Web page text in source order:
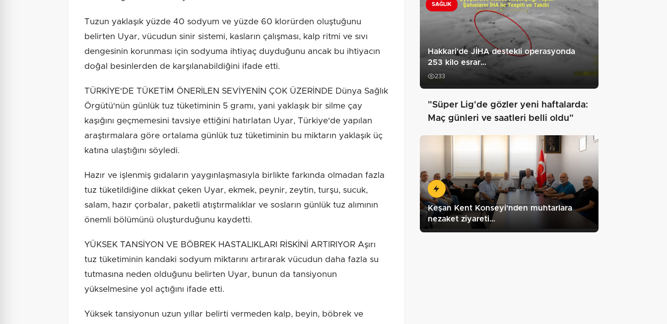
Tuzun yaklaşık yüzde 40 sodyum ve yüzde 60 klorürden oluştuğunu
belirten Uyar, vücudun sinir sistemi, kasların çalışması, kalp ritmi ve sıvı
dengesinin korunması için sodyuma ihtiyaç duyduğunu ancak bu ihtiyacın
doğal besinlerden de karşılanabildiğini ifade etti.
TÜRKİYE'DE TÜKETİM ÖNERİLEN SEVİYENİN ÇOK ÜZERİNDE Dünya Sağlık
Örgütü'nün günlük tuz tüketiminin 5 gramı, yani yaklaşık bir silme çay
kaşığını geçmemesini tavsiye ettiğini hatırlatan Uyar, Türkiye'de yapılan
araştırmalara göre ortalama günlük tuz tüketiminin bu miktarın yaklaşık üç
katına ulaştığını söyledi.
Hazır ve işlenmiş gıdaların yaygınlaşmasıyla birlikte farkında olmadan fazla
tuz tüketildiğine dikkat çeken Uyar, ekmek, peynir, zeytin, turşu, sucuk,
salam, hazır çorbalar, paketli atıştırmalıklar ve sosların günlük tuz alımının
önemli bölümünü oluşturduğunu kaydetti.
YÜKSEK TANSİYON VE BÖBREK HASTALIKLARI RİSKİNİ ARTIRIYOR Aşırı
tuz tüketiminin kandaki sodyum miktarını artırarak vücudun daha fazla su
tutmasına neden olduğunu belirten Uyar, bunun da tansiyonun
yükselmesine yol açtığını ifade etti.
Yüksek tansiyonun uzun yıllar belirti vermeden kalp, beyin, böbrek ve
SAĞLIK
Hakkari'de JİHA destekli operasyonda
253 kilo esrar…
233
"Süper Lig'de gözler yeni haftalarda:
Maç günleri ve saatleri belli oldu"
Keşan Kent Konseyi'nden muhtarlara
nezaket ziyareti…